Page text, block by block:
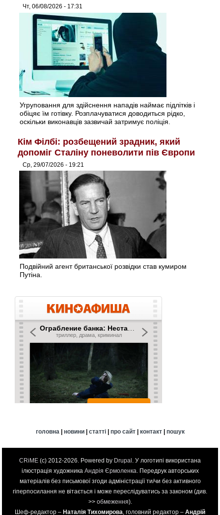
Чт, 06/08/2026 - 17:31
Угруповання для здійснення нападів наймає підлітків і
обіцяє їм готівку. Розплачуватися доводиться рідко,
оскільки виконавців зазвичай затримує поліція.
Кім Філбі: розбещений зрадник, який
допоміг Сталіну поневолити пів Європи
Ср, 29/07/2026 - 19:21
Подвійний агент британської розвідки став кумиром
Путіна.
головна | новини| статті| про сайт| контакт| пошук
CRiME (c) 2012-2026. Powered by Drupal . У логотипі використана
ілюстрація художника Андрія Єрмоленка . Передрук авторських
матеріалів без письмової згоди адміністрації ти/чи без активного
гіперпосилання не вітається і може переслідуватись за законом (див.
>> обмеження).
Шеф-редактор – Наталія Тихомирова , головний редактор – Андрій